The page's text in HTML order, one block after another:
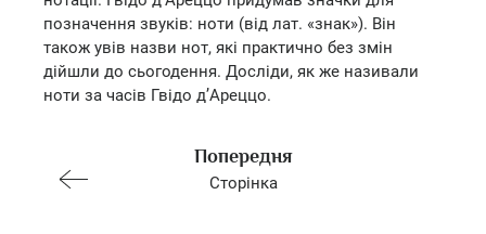
позначення звуків: ноти (від лат. «знак»). Він
також увів назви нот, які практично без змін
дійшли до сьогодення. Досліди, як же називали
ноти за часів Гвідо д’Ареццо.
Попередня
Сторінка